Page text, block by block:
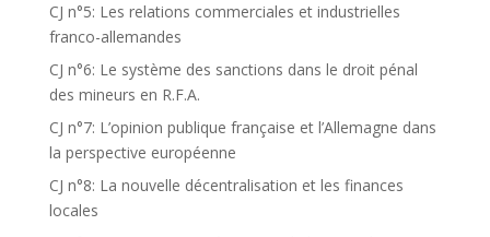
CJ n°5: Les relations commerciales et industrielles
franco-allemandes
CJ n°6: Le système des sanctions dans le droit pénal
des mineurs en R.F.A.
CJ n°7: L’opinion publique française et l’Allemagne dans
la perspective européenne
CJ n°8: La nouvelle décentralisation et les finances
locales